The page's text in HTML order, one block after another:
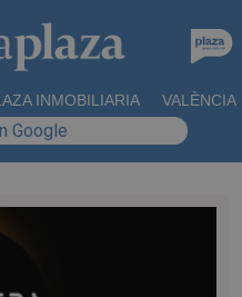
INMOBILIARIA VALÈNCIA
Google